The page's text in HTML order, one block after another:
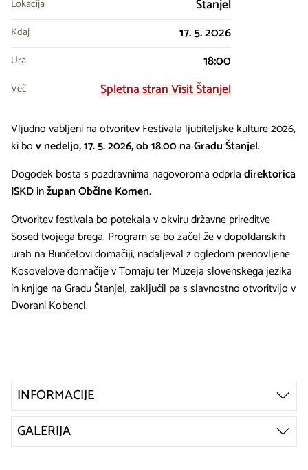
Lokacija Štanjel
Kdaj 17. 5. 2026
Ura 18:00
Več Spletna stran Visit Štanjel
Vljudno vabljeni na otvoritev Festivala ljubiteljske kulture 2026,
ki bov nedeljo, 17. 5. 2026, ob 18.00 na Gradu Štanjel.
Dogodek bosta s pozdravnima nagovoroma odprladirektorica
JSKDinžupan Občine Komen.
Otvoritev festivala bo potekala v okviru državne prireditve
Sosed tvojega brega. Program se bo začel že v dopoldanskih
urah na Bunčetovi domačiji, nadaljeval z ogledom prenovljene
Kosovelove domačije v Tomaju ter Muzeja slovenskega jezika
in knjige na Gradu Štanjel, zaključil pa s slavnostno otvoritvijo v
Dvorani Kobencl.
INFORMACIJE
GALERIJA